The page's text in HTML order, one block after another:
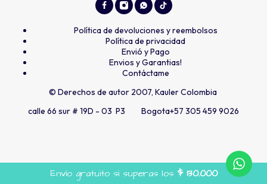
Política de devoluciones y reembolsos
Política de privacidad
Envió y Pago
Envios y Garantias!
Contáctame
© Derechos de autor 2007, Kauler Colombia
calle 66 sur # 19D - 03 P3 Bogota+57 305 459 9026
Envío gratuito si superas los $130.000